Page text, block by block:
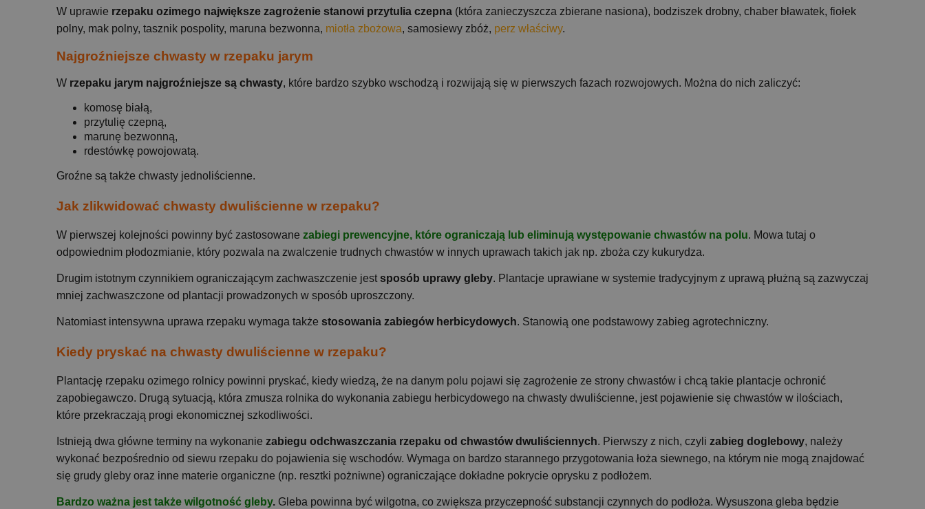
W uprawie rzepaku ozimego największe zagrożenie stanowi przytulia czepna (która zanieczyszcza zbierane nasiona), bodziszek drobny, chaber bławatek, fiołek
polny, mak polny, tasznik pospolity, maruna bezwonna, miotła zbożowa, samosiewy zbóż, perz właściwy.
Najgroźniejsze chwasty w rzepaku jarym
W rzepaku jarym najgroźniejsze są chwasty, które bardzo szybko wschodzą i rozwijają się w pierwszych fazach rozwojowych. Można do nich zaliczyć:
komosę białą,
przytulię czepną,
marunę bezwonną,
rdestówkę powojowatą.
Groźne są także chwasty jednoliścienne.
Jak zlikwidować chwasty dwuliścienne w rzepaku?
W pierwszej kolejności powinny być zastosowane zabiegi prewencyjne, które ograniczają lub eliminują występowanie chwastów na polu. Mowa tutaj o
odpowiednim płodozmianie, który pozwala na zwalczenie trudnych chwastów w innych uprawach takich jak np. zboża czy kukurydza.
Drugim istotnym czynnikiem ograniczającym zachwaszczenie jest sposób uprawy gleby. Plantacje uprawiane w systemie tradycyjnym z uprawą płużną są zazwyczaj
mniej zachwaszczone od plantacji prowadzonych w sposób uproszczony.
Natomiast intensywna uprawa rzepaku wymaga także stosowania zabiegów herbicydowych. Stanowią one podstawowy zabieg agrotechniczny.
Kiedy pryskać na chwasty dwuliścienne w rzepaku?
Plantację rzepaku ozimego rolnicy powinni pryskać, kiedy wiedzą, że na danym polu pojawi się zagrożenie ze strony chwastów i chcą takie plantacje ochronić
zapobiegawczo. Drugą sytuacją, która zmusza rolnika do wykonania zabiegu herbicydowego na chwasty dwuliścienne, jest pojawienie się chwastów w ilościach,
które przekraczają progi ekonomicznej szkodliwości.
Istnieją dwa główne terminy na wykonanie zabiegu odchwaszczania rzepaku od chwastów dwuliściennych. Pierwszy z nich, czyli zabieg doglebowy, należy
wykonać bezpośrednio od siewu rzepaku do pojawienia się wschodów. Wymaga on bardzo starannego przygotowania łoża siewnego, na którym nie mogą znajdować
się grudy gleby oraz inne materie organiczne (np. resztki pożniwne) ograniczające dokładne pokrycie oprysku z podłożem.
Bardzo ważna jest także wilgotność gleby. Gleba powinna być wilgotna, co zwiększa przyczepność substancji czynnych do podłoża. Wysuszona gleba będzie